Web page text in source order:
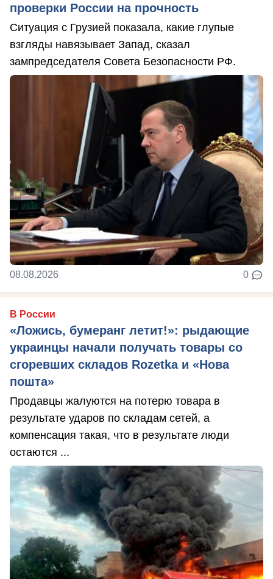
проверки России на прочность
Ситуация с Грузией показала, какие глупые
взгляды навязывает Запад, сказал
зампредседателя Совета Безопасности РФ.
08.08.2026 0
В России
«Ложись, бумеранг летит!»: рыдающие
украинцы начали получать товары со
сгоревших складов Rozetka и «Нова
пошта»
Продавцы жалуются на потерю товара в
результате ударов по складам сетей, а
компенсация такая, что в результате люди
остаются ...